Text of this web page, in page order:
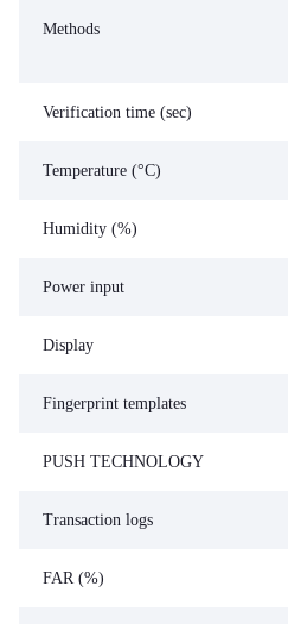
Methods
Verification time (sec)
Temperature (°C)
Humidity (%)
Power input
Display
Fingerprint templates
PUSH TECHNOLOGY
Transaction logs
FAR (%)